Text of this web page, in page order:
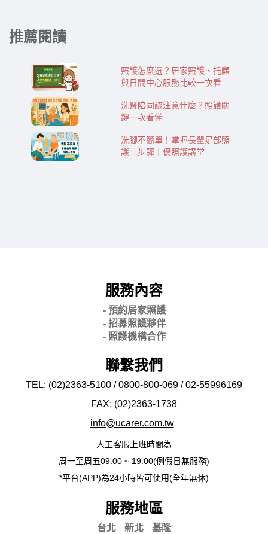
推薦閱讀
照護怎麼選？居家照護、托顧
與日間中心服務比較一次看
洗腎陪同該注意什麼？照護關
鍵一次看懂
洗腳不簡單！掌握長輩足部照
護三步驟｜優照護講堂
服務內容
- 預約居家照護
- 招募照護夥伴
- 照護機構合作
聯繫我們
TEL: (02)2363-5100 / 0800-800-069 / 02-55996169
FAX: (02)2363-1738
info@ucarer.com.tw
人工客服上班時間為
周一至周五09:00 ~ 19:00(例假日無服務)
*平台(APP)為24小時皆可使用(全年無休)
服務地區
台北 新北
基隆